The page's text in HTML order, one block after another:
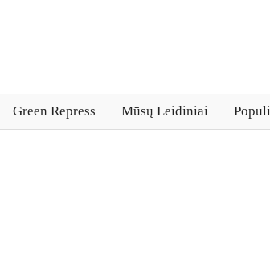
Green Repress Mūsų Leidiniai